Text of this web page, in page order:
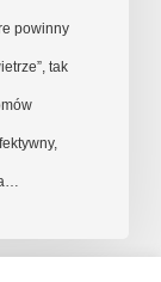
powinny
tak